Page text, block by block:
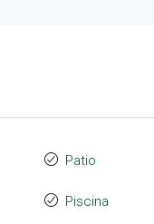
Patio
Piscina